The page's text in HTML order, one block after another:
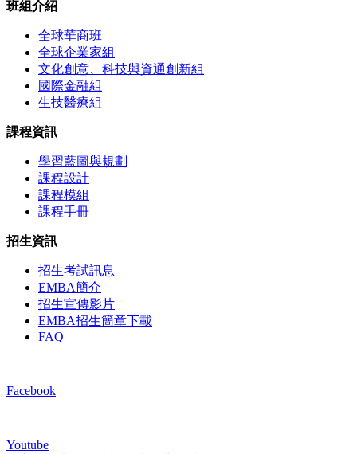
班組介紹
全球華商班
全球企業家組
文化創意、科技與資通創新組
國際金融組
生技醫療組
課程資訊
學習藍圖與規劃
課程設計
課程模組
課程手冊
招生資訊
招生考試訊息
EMBA簡介
招生宣傳影片
EMBA招生簡章下載
FAQ
Facebook
Youtube